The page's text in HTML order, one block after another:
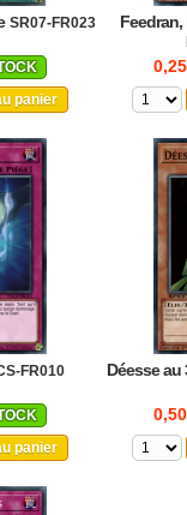
SR07-FR023
panier
Feedran,
FR010
panier
Déesse au